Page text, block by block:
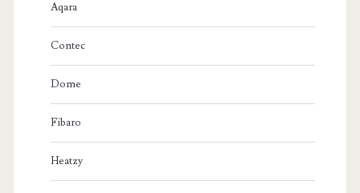
Aqara
Contec
Dome
Fibaro
Heatzy